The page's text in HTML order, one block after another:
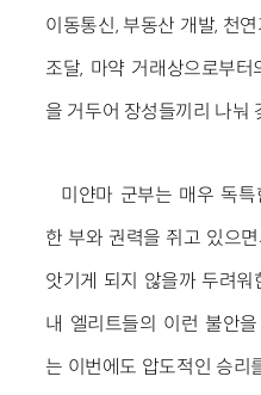
이동통신, 부동산 개발, 천
조달, 마약 거래상으로부
을 거두어 장성들끼리 나눠
미얀마 군부는 매우 독
한 부와 권력을 쥐고 있으
앗기게 되지 않을까 두려
내 엘리트들의 이런 불안
는 이번에도 압도적인 승리